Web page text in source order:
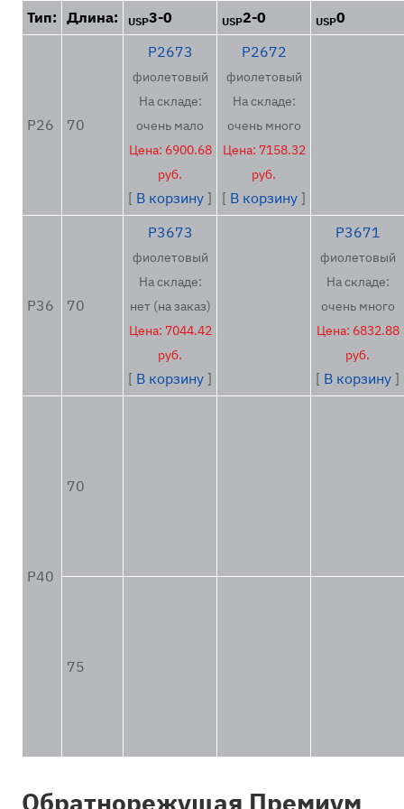
Акушерство и гинекология
Ортопедия
не выбран
1
2
3
4
5
6
3-0
4-0
11-0
Длина иглы:
Тип: Длина: USP3-0 USP2-0 USP0
P26 70
P2673
фиолетовый
На складе:
очень мало
Цена: 6900.68
руб.
[ В корзину ]
P2672
фиолетовый
На складе:
очень много
Цена: 7158.32
руб.
[ В корзину ]
P36 70
P3673
фиолетовый
На складе:
нет (на заказ)
Цена: 7044.42
руб.
[ В корзину ]
P3671
фиолетовый
На складе:
очень много
Цена: 6832.88
руб.
[ В корзину ]
P40
70
75